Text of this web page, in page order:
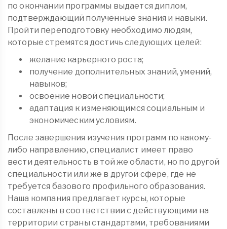
по окончании программы выдается диплом,
подтверждающий полученные знания и навыки.
Пройти переподготовку необходимо людям,
которые стремятся достичь следующих целей:
желание карьерного роста;
получение дополнительных знаний, умений,
навыков;
освоение новой специальности;
адаптация к изменяющимся социальным и
экономическим условиям.
После завершения изучения программ по какому-
либо направлению, специалист имеет право
вести деятельность в той же области, но по другой
специальности или же в другой сфере, где не
требуется базового профильного образования.
Наша компания предлагает курсы, которые
составлены в соответствии с действующими на
территории страны стандартами, требованиями